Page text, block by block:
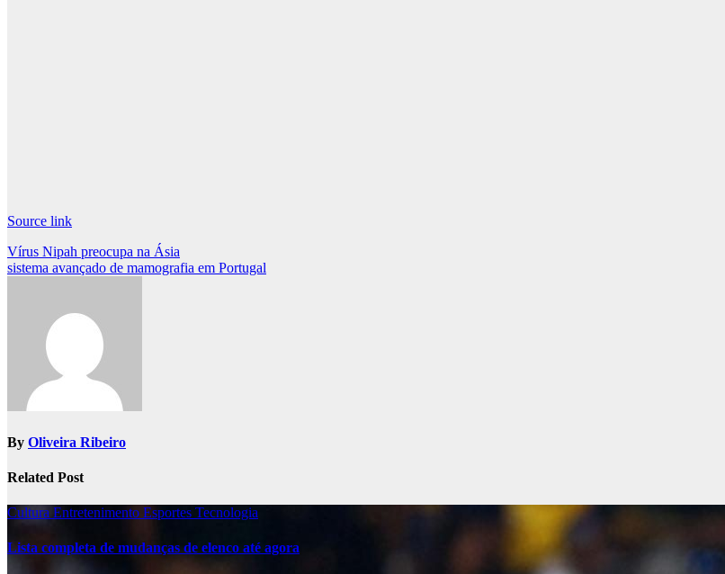
Source link
Post
navigation
Vírus Nipah preocupa na Ásia
sistema avançado de mamografia em Portugal
By Oliveira Ribeiro
Related Post
Cultura Entretenimento Esportes Tecnologia
Lista completa de mudanças de elenco até agora